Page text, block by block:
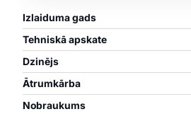
Izlaiduma gads
Tehniskā apskate
Dzinējs
Ātrumkārba
Nobraukums